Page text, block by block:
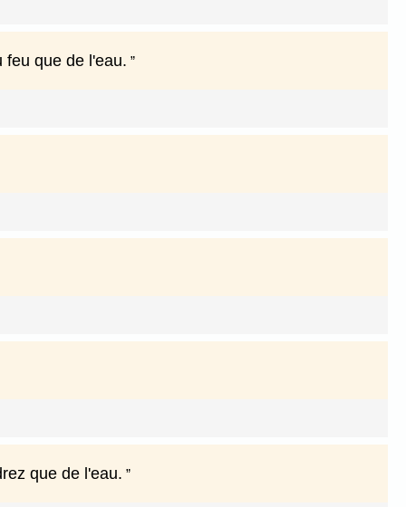
feu que de l'eau.
que de l'eau.